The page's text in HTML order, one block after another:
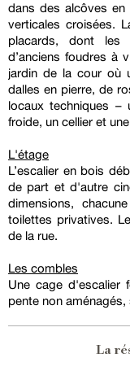
dans des alcôves en
verticales croisées.
placards, dont les
d’anciens foudres à
jardin de la cour où
dalles en pierre, de
locaux techniques –
froide, un cellier et
L'étage
L’escalier en bois
de part et d'autre
dimensions,
toilettes privatives.
de la rue.
Les combles
Une cage d'escalier
pente non aménagés,
La